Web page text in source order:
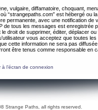
vulgaire, diffamatoire, choquant,
“strangepaths.com” est hébergé ou
permanente, avec une notification de
de tous les messages est enregistrée
droit de supprimer, éditer, déplacer ou
vous acceptez que toutes
cette information ne sera pas
être tenus comme responsable en
à l’écran de connexion
Strange Paths, all rights reserved.